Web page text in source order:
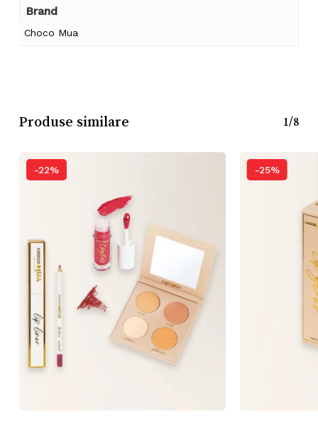
Brand
Choco Mua
Produse similare 1/8
-22% -25%